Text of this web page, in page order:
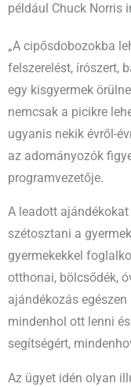
például Chuck Norris
„A cipősdobozokba
felszerelést, írószert,
egy kisgyermek
nemcsak a picikre
ugyanis nekik évről-
az adományozók
programvezetője.
A leadott
szétosztani a
gyermekekkel
otthonai, bölcsődék,
ajándékozás
mindenhol ott lenni
segítségért,
Az ügyet idén olyan